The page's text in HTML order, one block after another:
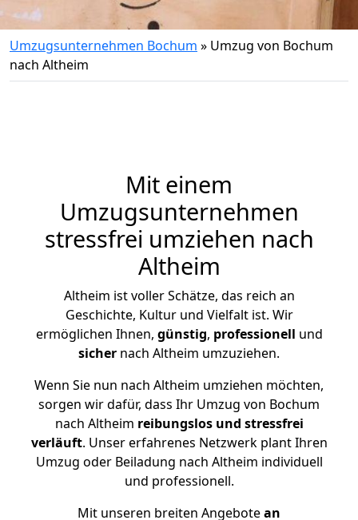
Umzugsunternehmen Bochum » Umzug von Bochum
nach Altheim
Mit einem
Umzugsunternehmen
stressfrei umziehen nach
Altheim
Altheim ist voller Schätze, das reich an
Geschichte, Kultur und Vielfalt ist. Wir
ermöglichen Ihnen, günstig, professionell und
sicher nach Altheim umzuziehen.
Wenn Sie nun nach Altheim umziehen möchten,
sorgen wir dafür, dass Ihr Umzug von Bochum
nach Altheim reibungslos und stressfrei
verläuft. Unser erfahrenes Netzwerk plant Ihren
Umzug oder Beiladung nach Altheim individuell
und professionell.
Mit unseren breiten Angebotean